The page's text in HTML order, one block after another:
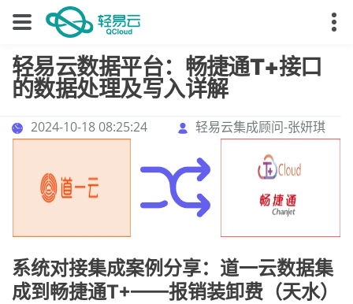
轻易云数据平台：畅捷通T+接口
的数据处理及写入详解
2024-10-18 08:25:24 轻易云集成顾问-张妍琪
系统对接集成案例分享：道一云数据集
成到畅捷通T+——报销装卸费（天水）